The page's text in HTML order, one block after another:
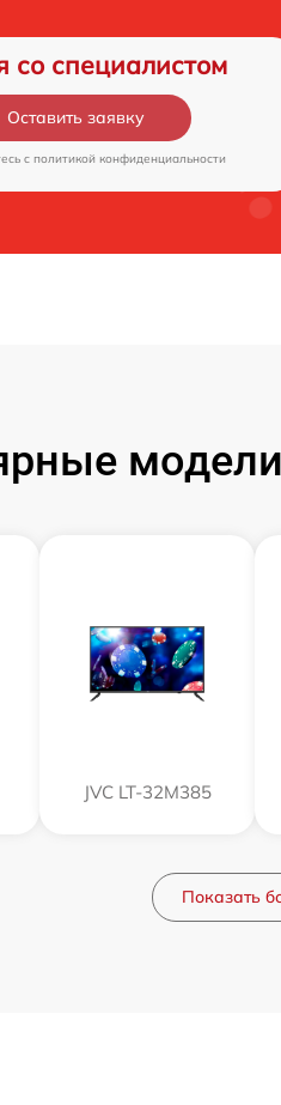
со специалистом
Оставить заявку
c политикой конфиденциальности
JVC LT-32M385
Показать